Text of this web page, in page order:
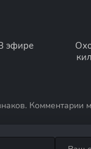
эфире
Комментарии